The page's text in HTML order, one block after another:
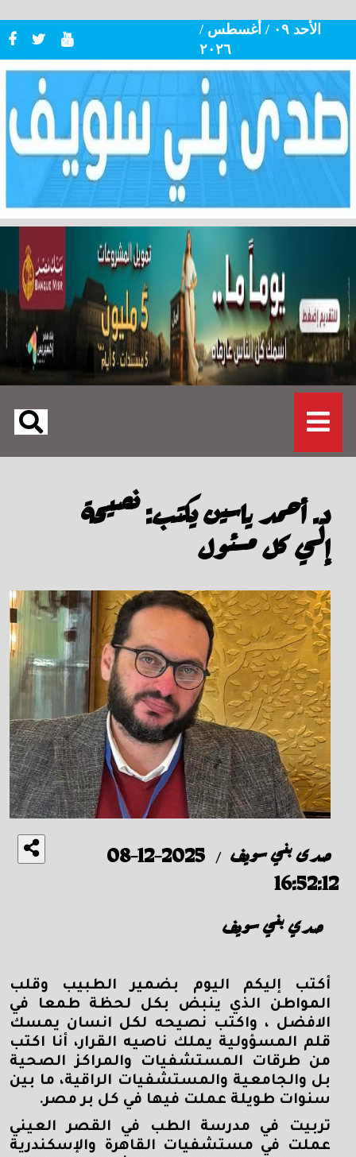
الأحد ٠٩ / أغسطس /
٢٠٢٦
د. أحمد ياسين يكتب: نصيحة
إلي كل مسئول
صدى بني سويف /
2025-12-08
16:52:12
صدي بني سويف
أكتب إليكم اليوم بضمير الطبيب وقلب
المواطن الذي ينبض بكل لحظة طمعا في
الافضل ، واكتب نصيحه لكل انسان يمسك
قلم المسؤولية يملك ناصيه القرار، أنا اكتب
من طرقات المستشفيات والمراكز الصحية
بل والجامعية والمستشفيات الراقية، ما بين
سنوات طويلة عملت فيها في كل بر مصر.
تربيت في مدرسة الطب في القصر العيني
عملت في مستشفيات القاهرة والإسكندرية